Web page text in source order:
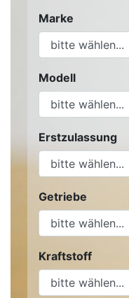
Marke
Modell
Erstzulassung
Getriebe
Kraftstoff